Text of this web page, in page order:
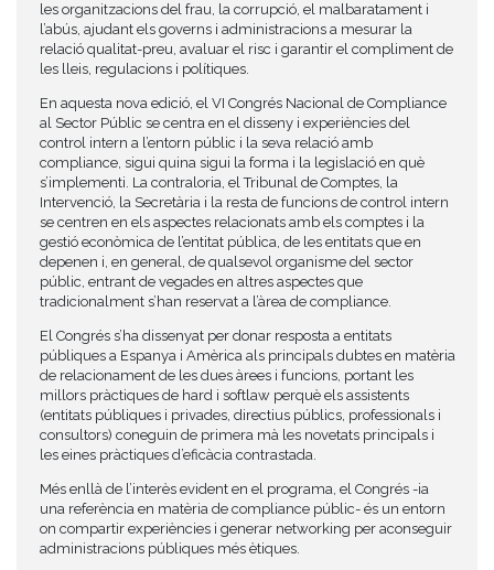
les organitzacions del frau, la corrupció, el malbaratament i
l’abús, ajudant els governs i administracions a mesurar la
relació qualitat-preu, avaluar el risc i garantir el compliment de
les lleis, regulacions i polítiques.
En aquesta nova edició, el VI Congrés Nacional de Compliance
al Sector Públic se centra en el disseny i experiències del
control intern a l’entorn públic i la seva relació amb
compliance, sigui quina sigui la forma i la legislació en què
s’implementi. La contraloria, el Tribunal de Comptes, la
Intervenció, la Secretària i la resta de funcions de control intern
se centren en els aspectes relacionats amb els comptes i la
gestió econòmica de l’entitat pública, de les entitats que en
depenen i, en general, de qualsevol organisme del sector
públic, entrant de vegades en altres aspectes que
tradicionalment s’han reservat a l’àrea de compliance.
El Congrés s’ha dissenyat per donar resposta a entitats
públiques a Espanya i Amèrica als principals dubtes en matèria
de relacionament de les dues àrees i funcions, portant les
millors pràctiques de hard i softlaw perquè els assistents
(entitats públiques i privades, directius públics, professionals i
consultors) coneguin de primera mà les novetats principals i
les eines pràctiques d’eficàcia contrastada.
Més enllà de l’interès evident en el programa, el Congrés -ia
una referència en matèria de compliance públic- és un entorn
on compartir experiències i generar networking per aconseguir
administracions públiques més ètiques.